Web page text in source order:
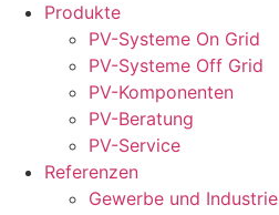
Produkte
PV-Systeme On Grid
PV-Systeme Off Grid
PV-Komponenten
PV-Beratung
PV-Service
Referenzen
Gewerbe und Industrie